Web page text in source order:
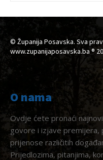
© Županija Posavska. Sva
www.zupanijaposavska.ba ®
O nama
Ovdje ćete pronaći
govore i izjave
prijenose različitih
Prijedlozima, pitanjima,